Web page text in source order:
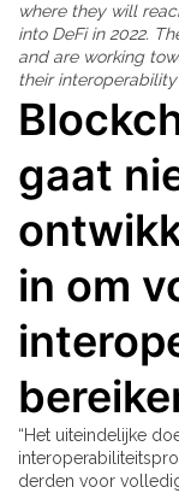
where they will
into DeFi in 2022.
and are working
their interoperability
gaat
in om
“Het uiteindelijke
derden voor